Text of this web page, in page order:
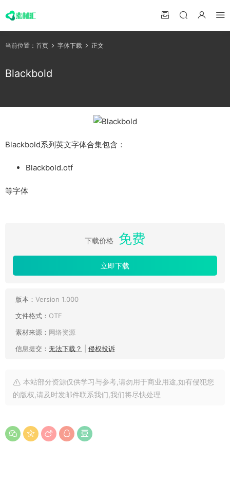
当前位置： 首页 字体下载 正文
Blackbold
Blackbold系列英文字体合集包含：
Blackbold.otf
等字体
下载价格 免费
立即下载
版本： Version 1.000
文件格式： OTF
素材来源： 网络资源
信息提交： 无法下载？ 侵权投诉
本站部分资源仅供学习与参考,请勿用于商业用途,如有侵犯您
的版权,请及时发邮件联系我们,我们将尽快处理